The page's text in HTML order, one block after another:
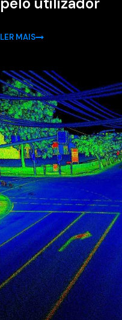
LER MAIS